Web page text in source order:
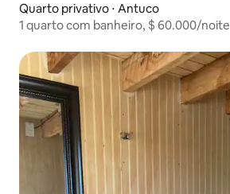
Quarto privativo ⋅ Antuco
1 quarto com banheiro, $ 60.000/noite